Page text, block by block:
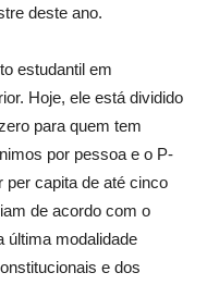
deste ano.
estudantil em
Hoje, ele está dividido
para quem tem
por pessoa e o P-
per capita de até cinco
de acordo com o
última modalidade
e dos